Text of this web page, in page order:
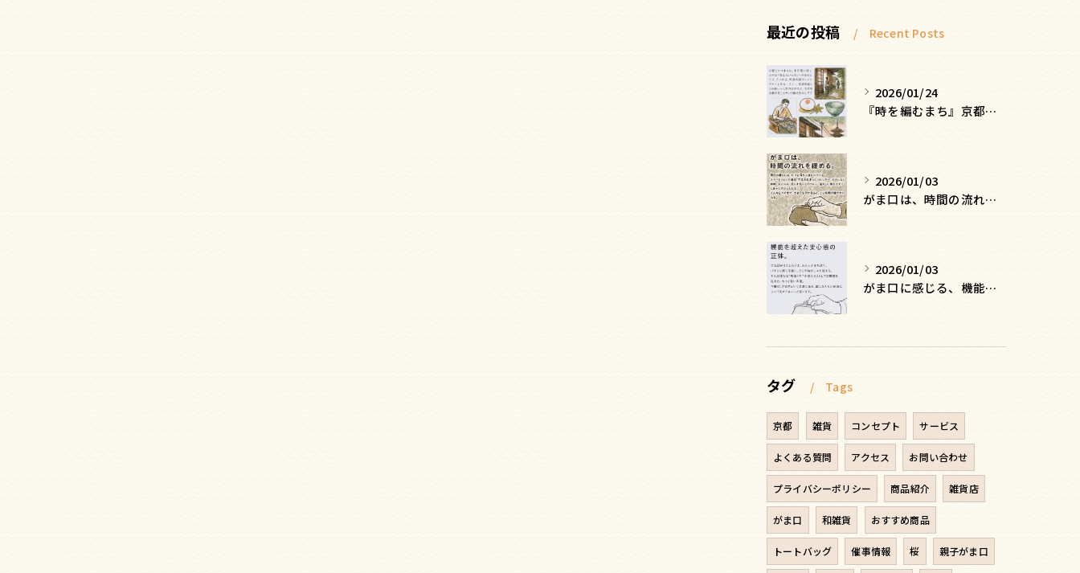
最近の投稿 Recent Posts
2026/01/24
『時を編むまち』京都ー日常にひそむ、静かな贅沢
2026/01/03
がま口は、時間の流れを緩める
2026/01/03
がま口に感じる、機能を超えた安心感の正体
タグ Tags
京都 雑貨 コンセプト サービス
よくある質問 アクセス お問い合わせ
プライバシーポリシー 商品紹介 雑貨店
がま口 和雑貨 おすすめ商品
トートバッグ 催事情報 桜 親子がま口